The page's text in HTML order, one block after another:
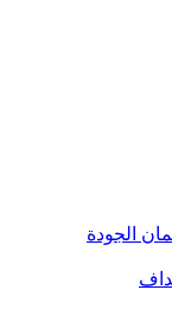
الجودة